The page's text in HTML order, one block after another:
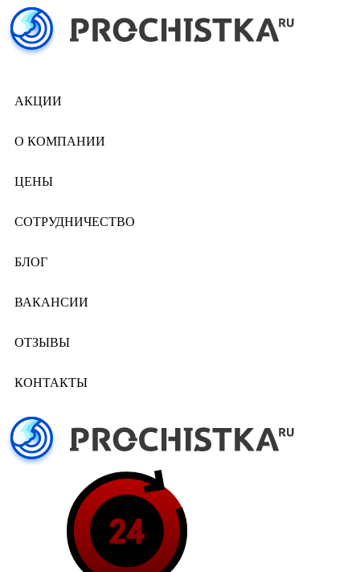
АКЦИИ
О КОМПАНИИ
ЦЕНЫ
СОТРУДНИЧЕСТВО
БЛОГ
ВАКАНСИИ
ОТЗЫВЫ
КОНТАКТЫ